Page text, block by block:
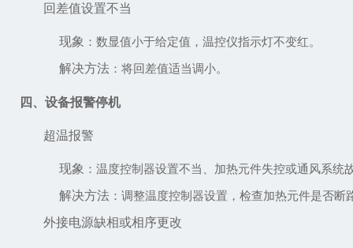
回差值设置不当
现象 ：数显值小于给定值，温控仪指示灯不变红。
解决方法 ：将回差值适当调小。
四、设备报警停机
超温报警
现象 ：温度控制器设置不当、加热元件失控或通风系统
解决方法 ：调整温度控制器设置，检查加热元件是否
外接电源缺相或相序更改